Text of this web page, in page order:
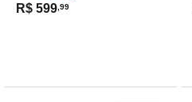
R$ 599 ,99